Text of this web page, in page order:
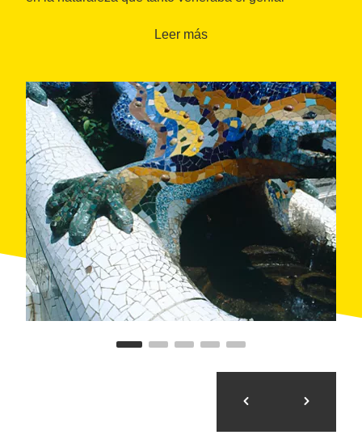
importante de Lluís Domènech i Montaner, es el
conjunto modernista más grande del mundo y
seguramente el más desconocido de Barcelona.
Adéntrate con un guía en una de las instituciones
sanitarias más antiguas de Europa para admirar
cúpulas, fachadas, esculturas y vidrieras, y recorre los
túneles subterráneos que dan acceso a los jardines.
Del pasado olímpico al Camp Nou
Si eres un amante del deporte y te gusta practicarlo
pero también verlo, te encantará esta salida. Con
WeBarcelona visitaremos lasinstalaciones deportivas
más emblemáticas de la ciudad, y lo haremos,
además, como espectadores de lujo: montados en
una eBike, una bicicleta eléctrica muy fácil de
destinos. ¿Y por el camino? ¡Las mejores vistas de la
¿Te gusta correr? ¡Este plan es perfecto para ti!
Leer más